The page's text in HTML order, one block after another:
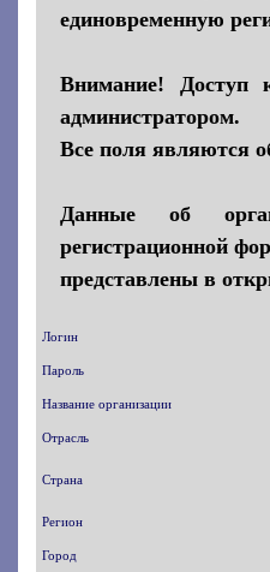
единовременную
Внимание! Доступ
администратором.
Все поля являются
Данные об
регистрационной
представлены в
Логин
Пароль
Название организации
Отрасль
Страна
Регион
Город